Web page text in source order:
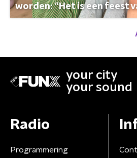
worden: “Het is een feest
your city
your sound
Radio
Programmering